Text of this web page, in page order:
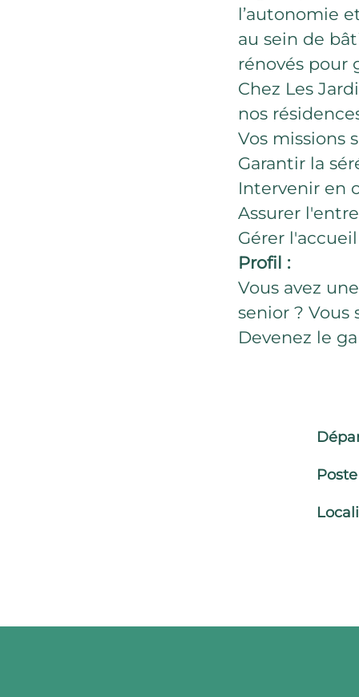
l’autonomie
au sein de
rénovés pour
Chez Les
nos
Vos missions
Garantir la
Intervenir en
Assurer
Gérer
Profil :
Vous avez
senior ? Vous
Devenez le
Poste